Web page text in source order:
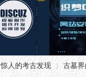
惊人的考古发现 古墓